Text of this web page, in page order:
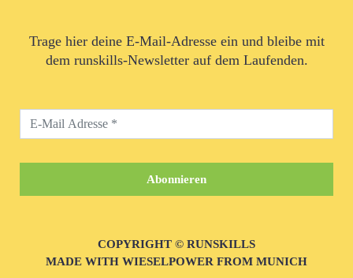
Trage hier deine E-Mail-Adresse ein und bleibe mit
dem runskills-Newsletter auf dem Laufenden.
COPYRIGHT © RUNSKILLS
MADE WITH WIESELPOWER FROM MUNICH